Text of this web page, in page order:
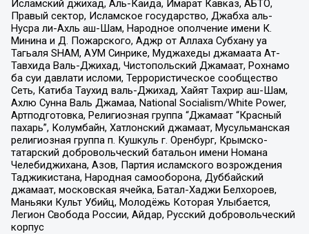
Исламский джихад, Аль-Каида, Имарат Кавказ, АБТО,
Правый сектор, Исламское государство, Джабха аль-
Нусра ли-Ахль аш-Шам, Народное ополчение имени К.
Минина и Д. Пожарского, Аджр от Аллаха Субхану уа
Тагьаля SHAM, АУМ Синрике, Муджахеды джамаата Ат-
Тавхида Валь-Джихад, Чистопольский Джамаат, Рохнамо
ба суи давлати исломи, Террористическое сообщество
Сеть, Катиба Таухид валь-Джихад, Хайят Тахрир аш-Шам,
Ахлю Сунна Валь Джамаа, National Socialism/White Power,
Артподготовка, Религиозная группа “Джамаат “Красный
пахарь”, Колумбайн, Хатлонский джамаат, Мусульманская
религиозная группа п. Кушкуль г. Оренбург, Крымско-
татарский добровольческий батальон имени Номана
Челебиджихана, Азов, Партия исламского возрождения
Таджикистана, Народная самооборона, Дуббайский
джамаат, московская ячейка, Батал-Хаджи Белхороев,
Маньяки Культ Убийц, Молодёжь Которая Улыбается,
Легион Свобода России, Айдар, Русский добровольческий
корпус